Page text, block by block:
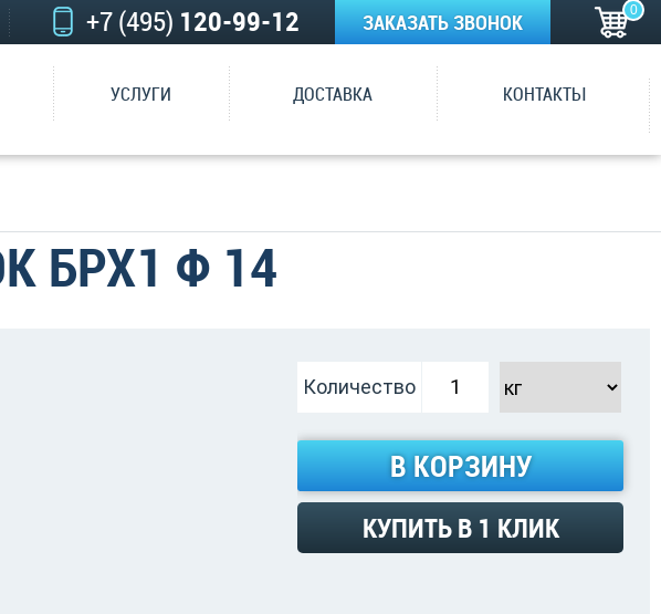
+7 (495) 120-99-12 0
ЗАКАЗАТЬ ЗВОНОК
УСЛУГИ ДОСТАВКА КОНТАКТЫ
БРХ1 Ф 14
Количество
В КОРЗИНУ
КУПИТЬ В 1 КЛИК